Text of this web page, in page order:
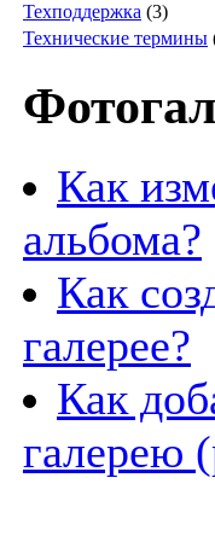
Техподдержка (3)
Технические термины
Как
альбома?
Как
галерее?
Как
галерею